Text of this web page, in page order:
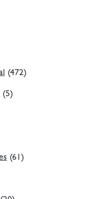
(472)
(5)
(61)